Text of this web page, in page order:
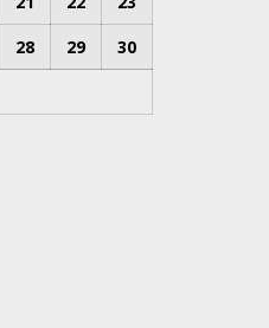
28 29
30